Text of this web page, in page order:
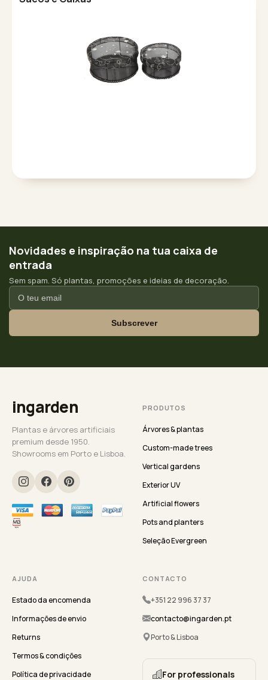
Novidades e inspiração na tua caixa de
entrada
Sem spam. Só plantas, promoções e ideias de decoração.
Subscrever
ingarden
Plantas e árvores artificiais
premium desde 1950.
Showrooms em Porto e Lisboa.
PRODUTOS
Árvores & plantas
Custom-made trees
Vertical gardens
Exterior UV
Artificial flowers
Pots and planters
Seleção Evergreen
AJUDA
Estado da encomenda
Informações de envio
Returns
Termos & condições
Política de privacidade
CONTACTO
+351 22 996 37 37
contacto@ingarden.pt
Porto & Lisboa
For professionals